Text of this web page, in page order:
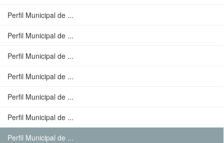
Perfil Municipal de ...
Perfil Municipal de ...
Perfil Municipal de ...
Perfil Municipal de ...
Perfil Municipal de ...
Perfil Municipal de ...
Perfil Municipal de ...